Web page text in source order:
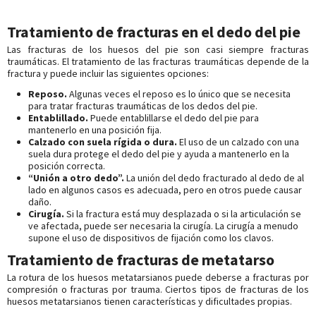
Tratamiento de fracturas en el dedo del pie
Las fracturas de los huesos del pie son casi siempre fracturas
traumáticas. El tratamiento de las fracturas traumáticas depende de la
fractura y puede incluir las siguientes opciones:
Reposo. Algunas veces el reposo es lo único que se necesita
para tratar fracturas traumáticas de los dedos del pie.
Entablillado. Puede entablillarse el dedo del pie para
mantenerlo en una posición fija.
Calzado con suela rígida o dura. El uso de un calzado con una
suela dura protege el dedo del pie y ayuda a mantenerlo en la
posición correcta.
“Unión a otro dedo”. La unión del dedo fracturado al dedo de al
lado en algunos casos es adecuada, pero en otros puede causar
daño.
Cirugía. Si la fractura está muy desplazada o si la articulación se
ve afectada, puede ser necesaria la cirugía. La cirugía a menudo
supone el uso de dispositivos de fijación como los clavos.
Tratamiento de fracturas de metatarso
La rotura de los huesos metatarsianos puede deberse a fracturas por
compresión o fracturas por trauma. Ciertos tipos de fracturas de los
huesos metatarsianos tienen características y dificultades propias.